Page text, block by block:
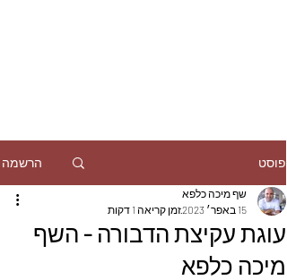
פוסט הרשמה
עוגת עקיצת הדבורה - השף
מיכה כלפא
שף מיכה כלפא
15 באפר׳ 2023
זמן קריאה 1 דקות